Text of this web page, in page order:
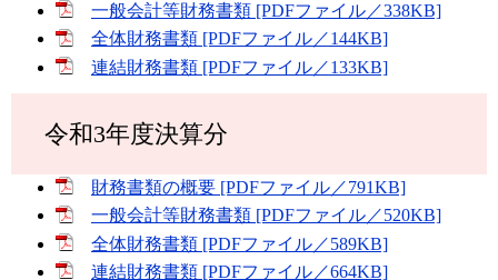
一般会計等財務書類 [PDFファイル／338KB]
全体財務書類 [PDFファイル／144KB]
連結財務書類 [PDFファイル／133KB]
令和3年度決算分
財務書類の概要 [PDFファイル／791KB]
一般会計等財務書類 [PDFファイル／520KB]
全体財務書類 [PDFファイル／589KB]
連結財務書類 [PDFファイル／664KB]